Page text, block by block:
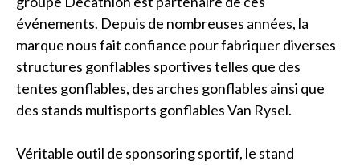
événements. Depuis de nombreuses années, la
marque nous fait confiance pour fabriquer diverses
structures gonflables sportives telles que des
tentes gonflables, des arches gonflables ainsi que
des stands multisports gonflables Van Rysel.
Véritable outil de sponsoring sportif, le stand